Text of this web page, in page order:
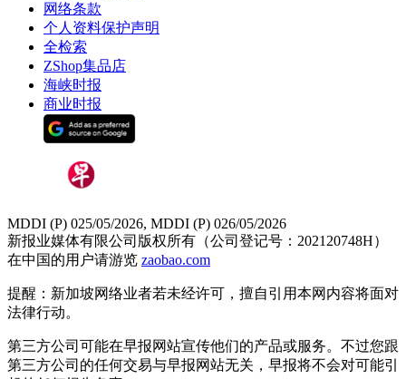
网络条款
个人资料保护声明
全检索
ZShop集品店
海峡时报
商业时报
MDDI (P) 025/05/2026, MDDI (P) 026/05/2026
新报业媒体有限公司版权所有（公司登记号：202120748H）
在中国的用户请游览 zaobao.com
提醒：新加坡网络业者若未经许可，擅自引用本网内容将面对
法律行动。
第三方公司可能在早报网站宣传他们的产品或服务。不过您跟
第三方公司的任何交易与早报网站无关，早报将不会对可能引